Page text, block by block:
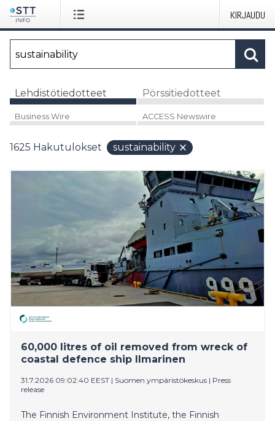
KIRJAUDU
Lehdistötiedotteet Pörssitiedotteet
Business Wire ACCESS Newswire
1625 Hakutulokset sustainability
60,000 litres of oil removed from wreck of
coastal defence ship Ilmarinen
31.7.2026 09:02:40 EEST | Suomen ympäristökeskus | Press
release
The Finnish Environment Institute, the Finnish